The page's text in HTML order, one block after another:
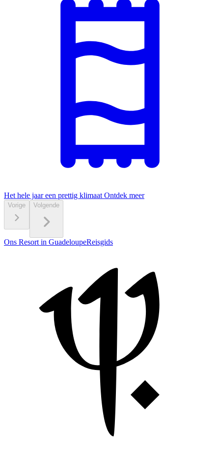
Het hele jaar een prettig klimaat Ontdek meer
Vorige Volgende
Ons Resort in GuadeloupeReisgids